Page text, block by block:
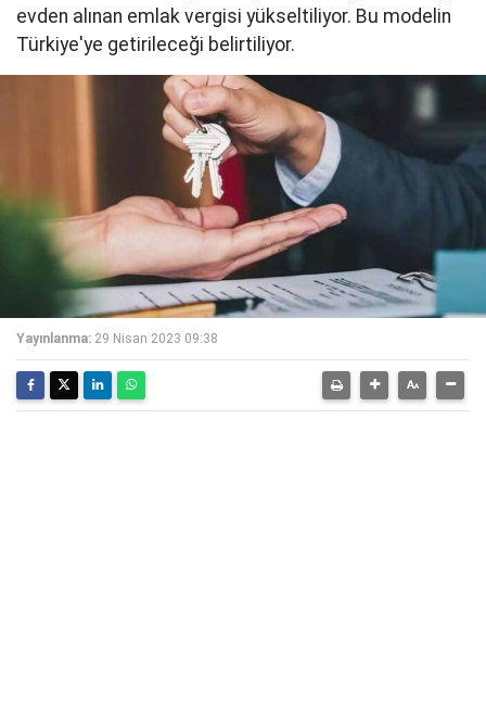
evden alınan emlak vergisi yükseltiliyor. Bu modelin
Türkiye'ye getirileceği belirtiliyor.
Yayınlanma: 29 Nisan 2023 09:38